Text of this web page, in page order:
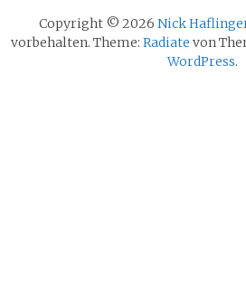
Copyright © 2026 Nick
vorbehalten. Theme: Radiate von
WordPress.